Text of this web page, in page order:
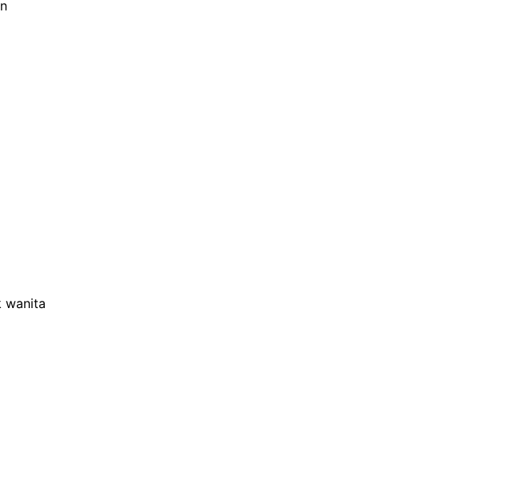
wanita